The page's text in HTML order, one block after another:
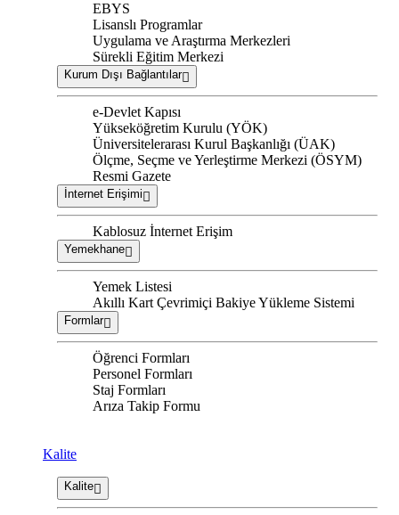
EBYS
Lisanslı Programlar
Uygulama ve Araştırma Merkezleri
Sürekli Eğitim Merkezi
Kurum Dışı Bağlantılar
e-Devlet Kapısı
Yükseköğretim Kurulu (YÖK)
Üniversitelerarası Kurul Başkanlığı (ÜAK)
Ölçme, Seçme ve Yerleştirme Merkezi (ÖSYM)
Resmi Gazete
İnternet Erişimi
Kablosuz İnternet Erişim
Yemekhane
Yemek Listesi
Akıllı Kart Çevrimiçi Bakiye Yükleme Sistemi
Formlar
Öğrenci Formları
Personel Formları
Staj Formları
Arıza Takip Formu
Kalite
Kalite